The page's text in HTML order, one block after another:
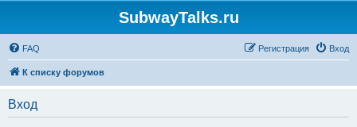
SubwayTalks.ru
FAQ Вход
Регистрация
К списку форумов
Вход